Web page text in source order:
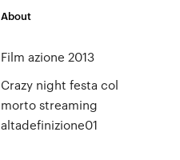
About
Film azione 2013
Crazy night festa col
morto streaming
altadefinizione01